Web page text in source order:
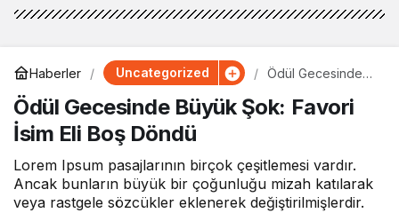
Haberler Uncategorized
Ödül Gecesinde
İsim Eli Boş Döndü
Ödül Gecesinde Büyük Şok: Favori
İsim Eli Boş Döndü
Lorem Ipsum pasajlarının birçok çeşitlemesi vardır.
Ancak bunların büyük bir çoğunluğu mizah katılarak
veya rastgele sözcükler eklenerek değiştirilmişlerdir.